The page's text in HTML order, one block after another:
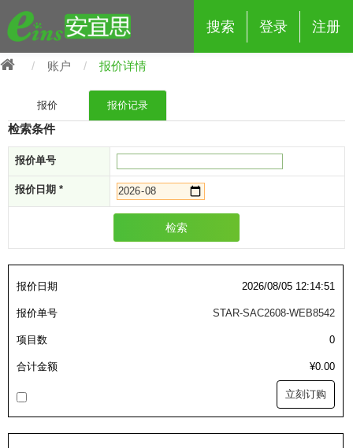
搜索 登录 注册
账户 报价详情
报价 报价记录
检索条件
报价单号
报价日期 *
检索
报价日期 2026/08/05 12:14:51
报价单号 STAR-SAC2608-WEB8542
项目数 0
合计金额 ¥0.00
立刻订购
eins夹具治具配件
自动夹具交换(注塑机机械手用)
(139)
自动交换系统 (14)
自动夹具交换(注塑机机械手用)
微型气缸 (33)
矩形气缸 (19)
气缸配件